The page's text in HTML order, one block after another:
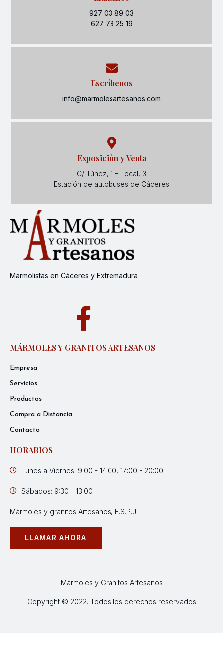
927 03 89 03
627 73 25 19
Escríbenos
info@marmolesartesanos.com
Exposición y Venta
C/ Túnez, 1 – Local, 3
Estación de autobuses de Cáceres
Marmolistas en Cáceres y Extremadura
MÁRMOLES Y GRANITOS ARTESANOS
Empresa
Servicios
Productos
Compra a Distancia
Contacto
HORARIOS
Lunes a Viernes: 9:00 - 14:00, 17:00 - 20:00
Sábados: 9:30 - 13:00
Mármoles y granitos Artesanos, E.S.P.J.
LLAMAR AHORA
Mármoles y Granitos Artesanos
Copyright © 2022. Todos los derechos reservados